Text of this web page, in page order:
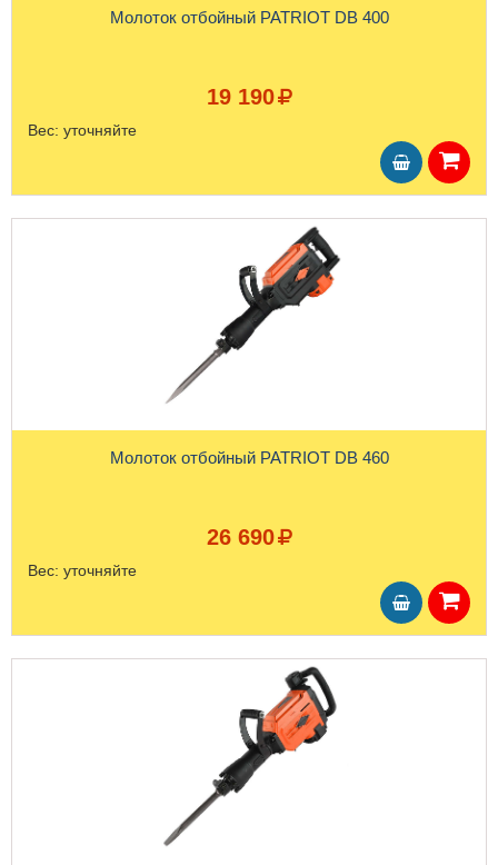
Молоток отбойный PATRIOT DB 400
19 190
Вес: уточняйте
Молоток отбойный PATRIOT DB 460
26 690
Вес: уточняйте